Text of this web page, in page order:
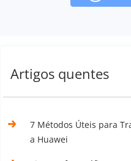
Artigos quentes
7 Métodos Úteis para
a Huawei